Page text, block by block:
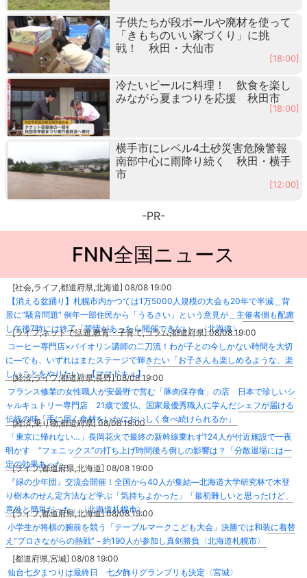
子供たちが段ボールや廃材を使って
「きもちのいい家づくり」に挑
戦！ 秋田・大仙市
[18:00]
冷たいビールに料理！ 飲食を楽し
みながら夏まつりを応援 秋田市
[18:00]
横手市にレベル4土砂災害危険警報
南部中心に雨降り続く 秋田・横手
市
[12:00]
-PR-
FNN全国ニュース
[社会,ライフ,都道府県,北海道] 08/08 19:00
【消える盆踊り】札幌市内かつては1万5000人規模の大会も20年で半減＿背
景に“騒音問題” 例年一部住民から「うるさい」という意見が＿主催者側も配慮
し午後7時には終了「苦情があったら開催できない」〈北海道〉
[ライフ,ネットで話題,教育・子育て,コラム,都道府県] 08/08 19:00
コーヒー専門店×バイオリン講師の二刀流！わが子との今しかない時間を大切
に―でも、いずれはまたステージで輝きたい「お子さんも楽しめるような、楽
しいことをやりたい」【ママドキュ】
[経済,ライフ,都道府県,長野] 08/08 19:00
フランス修業の女性職人が安曇野で営む「豚肉保存食」の店 日本で珍しいシ
ャルキュトリー専門店 21歳で渡仏、国家最優秀職人に学んだシェフが届ける
伝統の味「手に届く食材をいかにおいしく食べ続けられるか」
[経済,乗り物,都道府県] 08/08 19:00
「東京に帰れない…」長岡花火で最終の新幹線乗れず124人が付近施設で一夜
明かす “フェニックス”の打ち上げ時間後ろ倒しの影響は？「分散退場には一
定の効果あった」
[ライフ,都道府県,北海道] 08/08 19:00
『緑の少年団』交流会開催！全国から40人が集結―北海道大学研究林で木登
り樹木のせん定方法など学ぶ「気持ちよかった」「最初難しいと思ったけど、
意外と簡単だった」〈北海道札幌市〉
[ライフ,都道府県,北海道] 08/08 19:00
小学生が将棋の腕前を競う「テーブルマークこども大会」決勝では和装に着替
え“プロさながらの熱戦”－約190人が参加し真剣勝負〈北海道札幌市〉
[都道府県,宮城] 08/08 19:00
仙台七夕まつりは最終日 七夕飾りグランプリも決定〈宮城〉